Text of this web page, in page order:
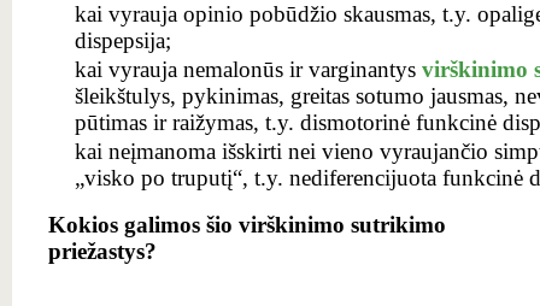
kai vyrauja opinio pobūdžio skausmas, t.y.
dispepsija;
kai vyrauja nemalonūs ir varginantys virškinimo
šleikštulys, pykinimas, greitas sotumo jausmas,
pūtimas ir raižymas, t.y. dismotorinė funkcinė
kai neįmanoma išskirti nei vieno vyraujančio
„visko po truputį“, t.y. nediferencijuota funkcinė
Kokios galimos šio virškinimo sutrikimo
priežastys?